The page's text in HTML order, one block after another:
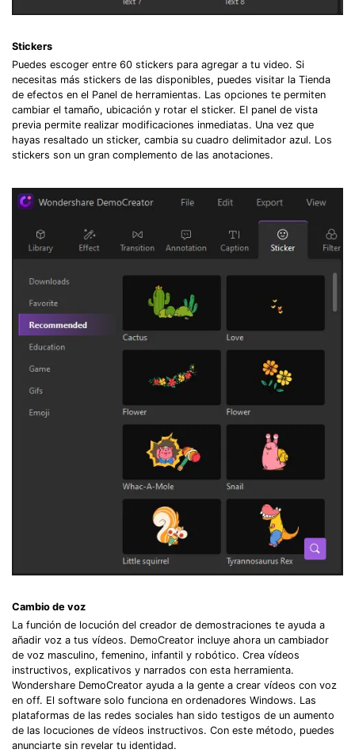
Stickers
Puedes escoger entre 60 stickers para agregar a tu video. Si
necesitas más stickers de las disponibles, puedes visitar la Tienda
de efectos en el Panel de herramientas. Las opciones te permiten
cambiar el tamaño, ubicación y rotar el sticker. El panel de vista
previa permite realizar modificaciones inmediatas. Una vez que
hayas resaltado un sticker, cambia su cuadro delimitador azul. Los
stickers son un gran complemento de las anotaciones.
Cambio de voz
La función de locución del creador de demostraciones te ayuda a
añadir voz a tus vídeos. DemoCreator incluye ahora un cambiador
de voz masculino, femenino, infantil y robótico. Crea vídeos
instructivos, explicativos y narrados con esta herramienta.
Wondershare DemoCreator ayuda a la gente a crear vídeos con voz
en off. El software solo funciona en ordenadores Windows. Las
plataformas de las redes sociales han sido testigos de un aumento
de las locuciones de vídeos instructivos. Con este método, puedes
anunciarte sin revelar tu identidad.